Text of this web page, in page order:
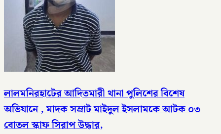
লালমনিরহাটের আদিতমারী থানা পুলিশের বিশেষ
অভিযানে , মাদক সম্রাট মাইদুল ইসলামকে আটক ০৩
বোতল স্কাফ সিরাপ উদ্ধার,